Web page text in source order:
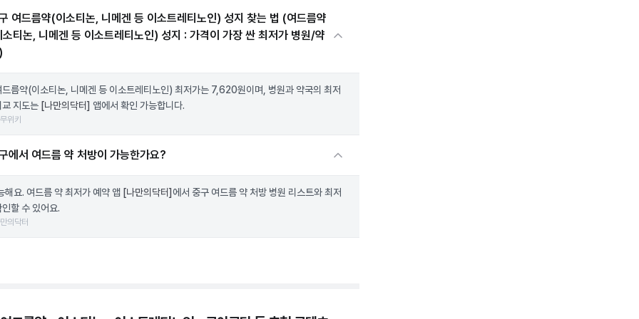
여드름약(이소티논, 니메겐 등 이소트레티노인) 성지 찾는 법 (여드름약
티논, 니메겐 등 이소트레티노인) 성지 : 가격이 가장 싼 최저가 병원/약
드름약(이소티논, 니메겐 등 이소트레티노인) 최저가는 7,620원이며, 병원과 약국의 최저
지도는 [나만의닥터] 앱에서 확인 가능합니다.
위키
에서 여드름 약 처방이 가능한가요?
해요. 여드름 약 최저가 예약 앱 [나만의닥터] 에서 중구 여드름 약 처방 병원 리스트와 최저
할 수 있어요.
의닥터